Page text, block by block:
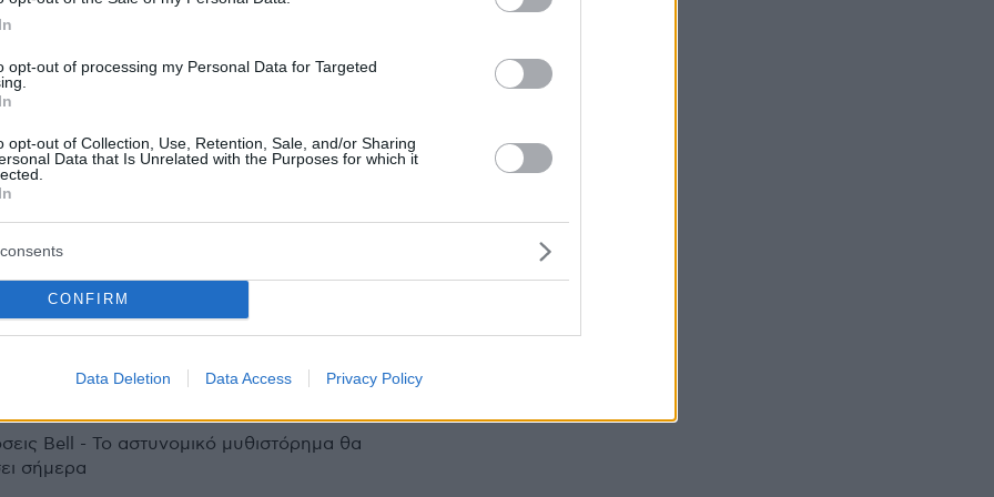
opt-out of processing my Personal Data for Targeted
opt-out of Collection, Use, Retention, Sale, and/or Sharing
Data that Is Unrelated with the Purposes for which it
CONFIRM
Data Deletion Data Access Privacy Policy
προσώπων
μυθιστόρημα από τις εκδόσεις Bell
από την Κική
μυθιστόρημα από τις Εκδόσεις Bell
Ευνοεί τους Νεκρούς», από
Bell - Το αστυνομικό μυθιστόρημα θα
σήμερα